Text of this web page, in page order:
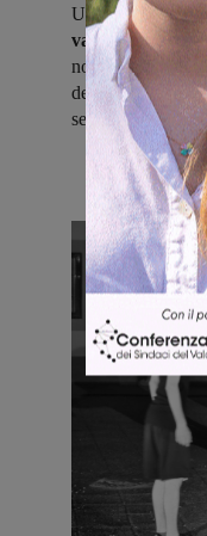
Un’offerta
varietà delle
nomi di cartello
destinando
seconde a